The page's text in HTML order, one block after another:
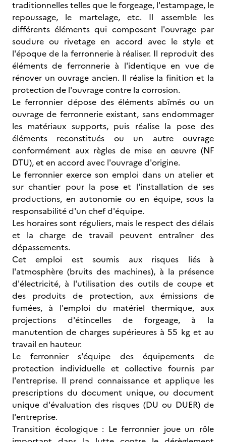
traditionnelles telles que le forgeage, l'estampage, le
repoussage, le martelage, etc. Il assemble les
différents éléments qui composent l'ouvrage par
soudure ou rivetage en accord avec le style et
l'époque de la ferronnerie à réaliser. Il reproduit des
éléments de ferronnerie à l'identique en vue de
rénover un ouvrage ancien. Il réalise la finition et la
protection de l'ouvrage contre la corrosion.
Le ferronnier dépose des éléments abîmés ou un
ouvrage de ferronnerie existant, sans endommager
les matériaux supports, puis réalise la pose des
éléments reconstitués ou un autre ouvrage
conformément aux règles de mise en œuvre (NF
DTU), et en accord avec l'ouvrage d'origine.
Le ferronnier exerce son emploi dans un atelier et
sur chantier pour la pose et l'installation de ses
productions, en autonomie ou en équipe, sous la
responsabilité d'un chef d'équipe.
Les horaires sont réguliers, mais le respect des délais
et la charge de travail peuvent entraîner des
dépassements.
Cet emploi est soumis aux risques liés à
l'atmosphère (bruits des machines), à la présence
d'électricité, à l'utilisation des outils de coupe et
des produits de protection, aux émissions de
fumées, à l'emploi du matériel thermique, aux
projections d'étincelles de forgeage, à la
manutention de charges supérieures à 55 kg et au
travail en hauteur.
Le ferronnier s'équipe des équipements de
protection individuelle et collective fournis par
l'entreprise. Il prend connaissance et applique les
prescriptions du document unique, ou document
unique d'évaluation des risques (DU ou DUER) de
l'entreprise.
Transition écologique : Le ferronnier joue un rôle